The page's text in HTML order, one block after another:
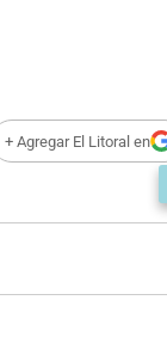
+ Agregar El Litoral en